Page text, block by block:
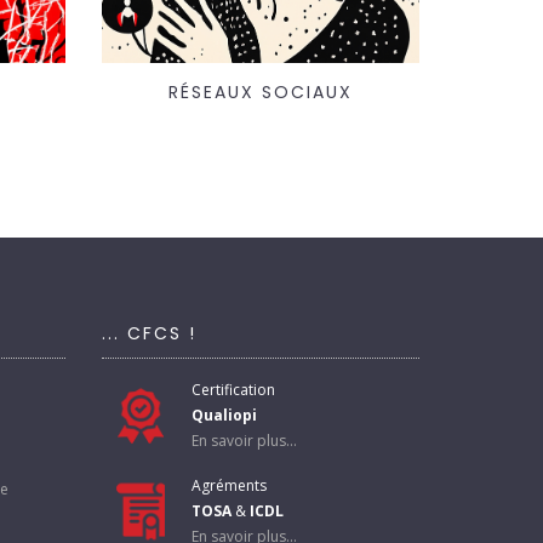
RÉSEAUX SOCIAUX
... CFCS !
Certification
Qualiopi
En savoir plus...
Agréments
TOSA& ICDL
En savoir plus...